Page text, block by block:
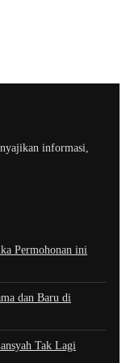
informasi,
Permohonan ini
dan Baru di
Tak Lagi